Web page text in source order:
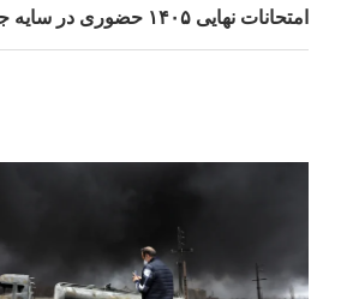
امتحانات نهایی ۱۴۰۵ حضوری در سایه جنگ و اضطراب